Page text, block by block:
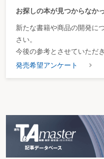
お探しの本が見つからなか
新たな書籍や商品の開発に
さい。
今後の参考とさせていただき
発売希望アンケート